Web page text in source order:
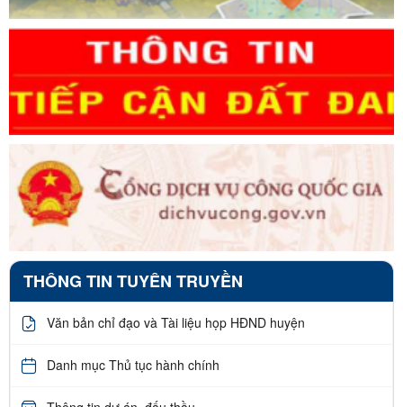
THÔNG TIN TUYÊN TRUYỀN
Văn bản chỉ đạo và Tài liệu họp HĐND huyện
Danh mục Thủ tục hành chính